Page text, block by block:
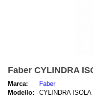
Faber CYLINDRA
Marca:
Faber
Modello:
CYLINDRA